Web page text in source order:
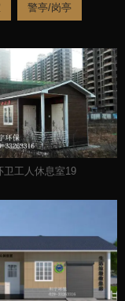
警亭/岗亭
卫工人休息室19